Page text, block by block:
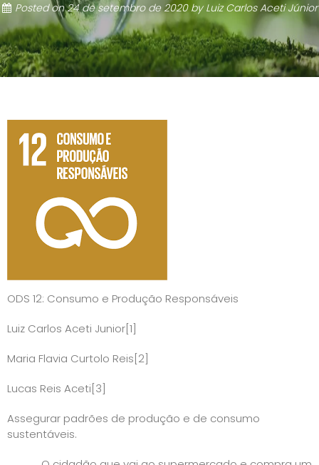
Posted on24 de setembro de 2020by Luiz Carlos Aceti Júnior
ODS 12: Consumo e Produção Responsáveis
Luiz Carlos Aceti Junior[1]
Maria Flavia Curtolo Reis[2]
Lucas Reis Aceti[3]
Assegurar padrões de produção e de consumo
sustentáveis.